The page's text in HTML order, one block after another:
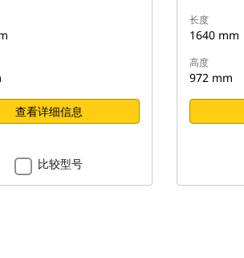
查看详细信息
比较型号
长度
1640 mm
高度
972 mm